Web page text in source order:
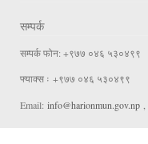
सम्पर्क
सम्पर्क फोन: +९७७ ०४६ ५३०४९९
फ्याक्स ः +९७७ ०४६ ५३०४९९
Email: info@harionmun.gov.np